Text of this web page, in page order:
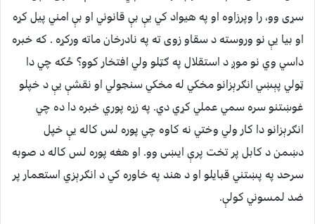
سړی وو، را وپرزاوه او په هیواد کي یې بې قانوني او بې امني پیل کړه
او بیا یې نو وروسته د سقاو زوی ته په نادرخان ماته ورکړه . که خبره
داسي وي نو موږ د استقلال په ګټلو ولي افتخار کوو؟ ځکه چي دا
ټولي پېښي انګرېزانو مخکي له مخکي سنجولي او نقشې یې د خپلو
غوښتنو سره سمي عملي کړي دي. په زړه پوري خبره دا ده چي
انګرېزانو دا کار ولي وختي نه کاوه چي پوره لس کاله یې خپل
دښمن د کابل پر تخت پرې ایښی وو. او هغه پوره لس کاله د صوبه
سرحد په پښتني قبایلو او د هند په خاوره کي د انګرېزي استعمار پر
ضد لمسوني کولې.